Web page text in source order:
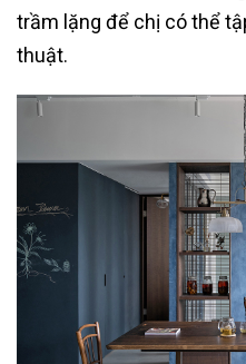
trầm lặng để chị có thể
thuật.